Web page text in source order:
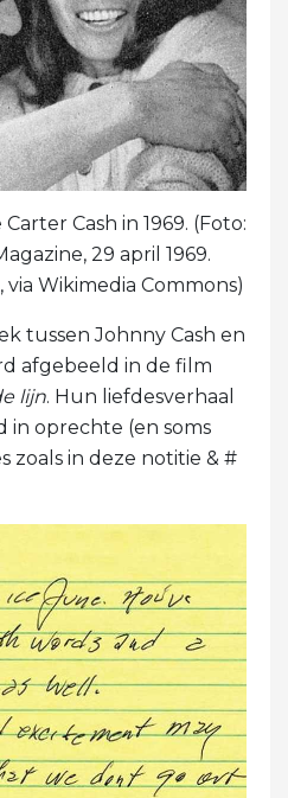
Cash in 1969. (Foto:
29 april 1969.
Wikimedia Commons)
tussen Johnny Cash en
afgebeeld in de film
lijn. Hun liefdesverhaal
in oprechte (en soms
zoals in deze notitie & #